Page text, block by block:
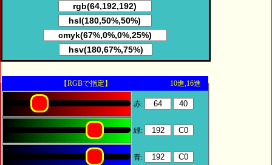
【RGBで指定】 10進,16進
赤:
緑:
青: